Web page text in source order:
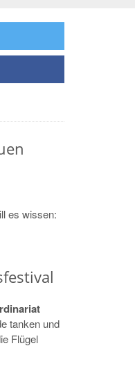
es wissen:
tanken und
Flügel